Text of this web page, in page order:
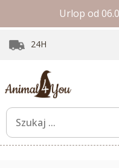
Urlop od
24H